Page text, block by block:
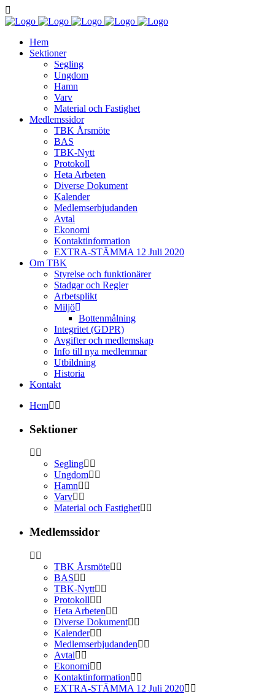
Hem
Sektioner
Segling
Ungdom
Hamn
Varv
Material och Fastighet
Medlemssidor
TBK Årsmöte
BAS
TBK-Nytt
Protokoll
Heta Arbeten
Diverse Dokument
Kalender
Medlemserbjudanden
Avtal
Ekonomi
Kontaktinformation
EXTRA-STÄMMA 12 Juli 2020
Om TBK
Styrelse och funktionärer
Stadgar och Regler
Arbetsplikt
Miljö
Bottenmålning
Integritet (GDPR)
Avgifter och medlemskap
Info till nya medlemmar
Utbildning
Historia
Kontakt
Hem
Sektioner
Segling
Ungdom
Hamn
Varv
Material och Fastighet
Medlemssidor
TBK Årsmöte
BAS
TBK-Nytt
Protokoll
Heta Arbeten
Diverse Dokument
Kalender
Medlemserbjudanden
Avtal
Ekonomi
Kontaktinformation
EXTRA-STÄMMA 12 Juli 2020